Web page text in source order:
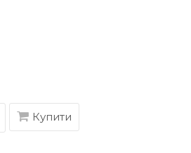
Купити